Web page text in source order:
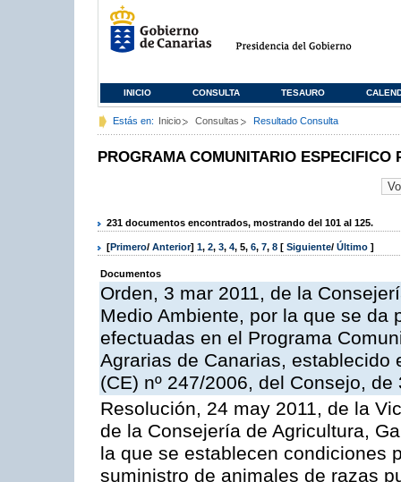
INICIO CONSULTA TESAURO
Estás en: Inicio Consultas Resultado Consulta
PROGRAMA COMUNITARIO ESPECIFICO
231 documentos encontrados, mostrando del 101 al 125.
[Primero/ Anterior] 1, 2, 3, 4, 5, 6, 7, 8 [ Siguiente/ Último ]
Documentos
Orden, 3 mar 2011, de la
Medio Ambiente, por la que se da
efectuadas en el Programa
Agrarias de Canarias,
(CE) nº 247/2006, del Consejo,
Resolución, 24 may 2011, de la
de la Consejería de Agricultura,
la que se establecen condiciones
suministro de animales de razas